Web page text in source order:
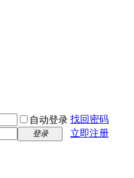
自动登录 找回密码
登录 立即注册